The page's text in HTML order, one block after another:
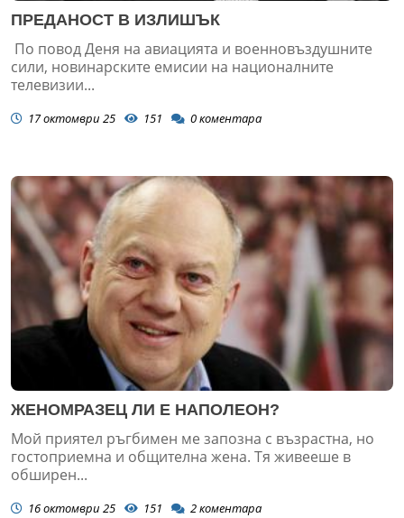
ПРЕДАНОСТ В ИЗЛИШЪК
По повод Деня на авиацията и военновъздушните
сили, новинарските емисии на националните
телевизии...
17 октомври 25 151 0коментара
ЖЕНОМРАЗЕЦ ЛИ Е НАПОЛЕОН?
Мой приятел ръгбимен ме запозна с възрастна, но
гостоприемна и общителна жена. Тя живееше в
обширен...
16 октомври 25 151 2коментара